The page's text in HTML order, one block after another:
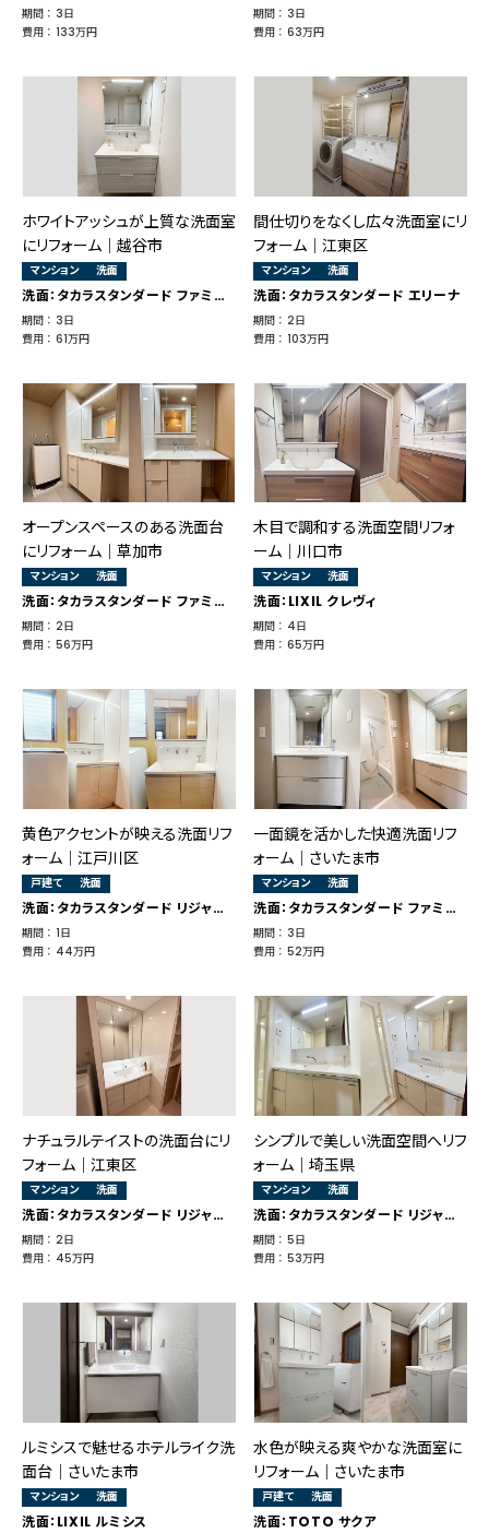
期間 ： 3日
費用 ： 133万円
期間 ： 3日
費用 ： 63万円
ホワイトアッシュが上質な洗面室
にリフォーム｜越谷市
マンション 洗面
洗面：タカラスタンダード ファミーユ
期間 ： 3日
費用 ： 61万円
間仕切りをなくし広々洗面室にリ
フォーム｜江東区
マンション 洗面
洗面：タカラスタンダード エリーナ
期間 ： 2日
費用 ： 103万円
オープンスペースのある洗面台
にリフォーム｜草加市
マンション 洗面
洗面：タカラスタンダード ファミーユ
期間 ： 2日
費用 ： 56万円
木目で調和する洗面空間リフォ
ーム｜川口市
マンション 洗面
洗面：LIXIL クレヴィ
期間 ： 4日
費用 ： 65万円
黄色アクセントが映える洗面リフ
ォーム｜江戸川区
戸建て 洗面
洗面：タカラスタンダード リジャスト
期間 ： 1日
費用 ： 44万円
一面鏡を活かした快適洗面リフ
ォーム｜さいたま市
マンション 洗面
洗面：タカラスタンダード ファミーユ
期間 ： 3日
費用 ： 52万円
ナチュラルテイストの洗面台にリ
フォーム｜江東区
マンション 洗面
洗面：タカラスタンダード リジャスト
期間 ： 2日
費用 ： 45万円
シンプルで美しい洗面空間へリフ
ォーム｜埼玉県
マンション 洗面
洗面：タカラスタンダード リジャスト
期間 ： 5日
費用 ： 53万円
ルミシスで魅せるホテルライク洗
面台｜さいたま市
マンション 洗面
洗面：LIXIL ルミシス
水色が映える爽やかな洗面室に
リフォーム｜さいたま市
戸建て 洗面
洗面：TOTO サクア